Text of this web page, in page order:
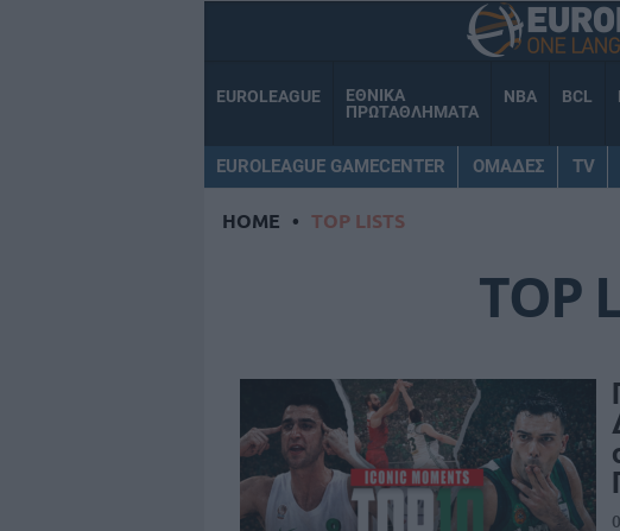
EUROLEAGUE
ΕΘΝΙΚΑ
ΠΡΩΤΑΘΛΗΜΑΤΑ
NBA BCL
EUROLEAGUE GAMECENTER ΟΜΑΔΕΣ TV
HOME • TOP LISTS
TOP